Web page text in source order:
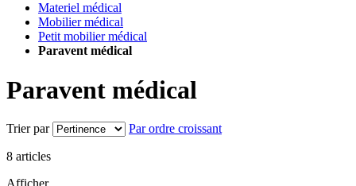
Materiel médical
Mobilier médical
Petit mobilier médical
Paravent médical
Paravent médical
Trier par Par ordre croissant
8 articles
Afficher